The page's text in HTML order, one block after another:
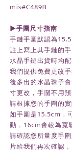
mis#C489B
►手圍尺寸指南
手鏈手圍默認為
註上寫上其手鏈的手
水晶手鏈出貨時均
我們提供免費更改
後多出的水晶珠子
寸更改，手圍不用預
請根據您的手圍的
如手圍是15.5cm，
動，16cm會較為寬
請確認您所量度手
片給我們再次確認